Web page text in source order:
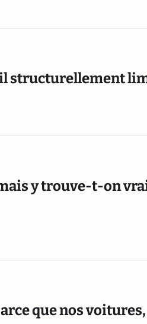
structurellement
y trouve-t-on
que nos voitures,